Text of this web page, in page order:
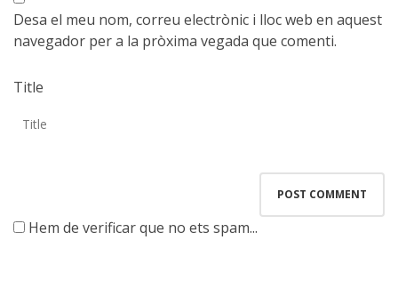
Desa el meu nom, correu electrònic i lloc web en aquest
navegador per a la pròxima vegada que comenti.
Title
Hem de verificar que no ets spam...